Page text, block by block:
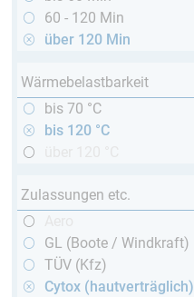
60 - 120 Min
über 120 Min
Wärmebelastbarkeit
bis 70 °C
bis 120 °C
Zulassungen etc.
GL (Boote / Windkraft)
TÜV (Kfz)
Cytox (hautverträglich)